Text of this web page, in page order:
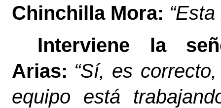
Chinchilla Mora: “Esta
Interviene la
Arias: “Sí, es
equipo está